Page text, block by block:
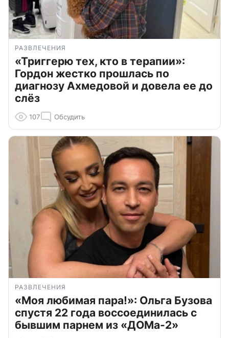
РАЗВЛЕЧЕНИЯ
«Триггерю тех, кто в терапии»:
Гордон жестко прошлась по
диагнозу Ахмедовой и довела ее до
слёз
107 Обсудить
РАЗВЛЕЧЕНИЯ
«Моя любимая пара!»: Ольга Бузова
спустя 22 года воссоединилась с
бывшим парнем из «ДОМа-2»